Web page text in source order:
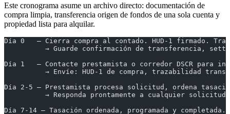
Este cronograma asume un archivo directo: documentación de
compra limpia, transferencia origen de fondos de una sola cuenta y
propiedad lista para alquilar.
Día 0   — Cierra compra al contado. HUD-1 firmado.
→ Guarde confirmación de transferencia,
Día 1   — Contacte prestamista o corredor DSCR para
→ Envíe: HUD-1 de compra, trazabilidad
Día 2-5 — Prestamista procesa solicitud, ordena
→ Responda prontamente a cualquier
Día 7-14 — Tasación ordenada, programada y completada.